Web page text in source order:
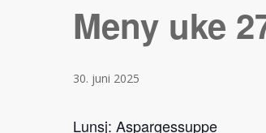
Meny uke
30. juni 2025
Lunsj: Aspargessuppe